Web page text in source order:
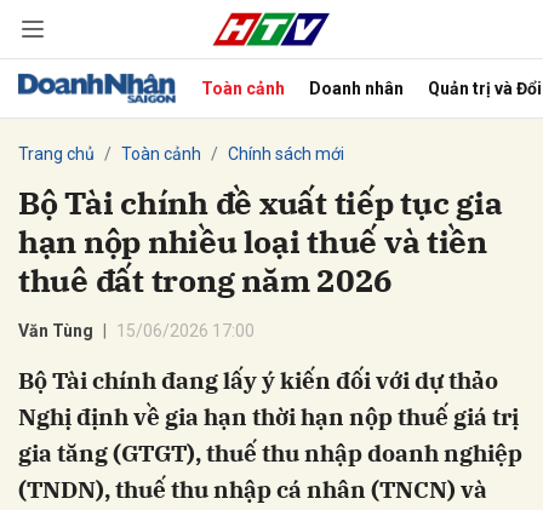
Toàn cảnh Doanh nhân Quản trị và
Trang chủ Toàn cảnh Chính sách mới
Bộ Tài chính đề xuất tiếp tục gia
hạn nộp nhiều loại thuế và tiền
thuê đất trong năm 2026
Văn Tùng 15/06/2026 17:00
Bộ Tài chính đang lấy ý kiến đối với dự thảo
Nghị định về gia hạn thời hạn nộp thuế giá trị
gia tăng (GTGT), thuế thu nhập doanh nghiệp
(TNDN), thuế thu nhập cá nhân (TNCN) và
Hủy